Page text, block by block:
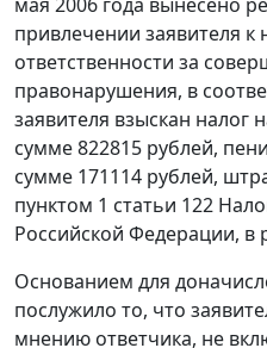
привлечении заявителя к
ответственности за
правонарушения, в
заявителя взыскан налог
сумме 822815 рублей,
сумме 171114 рублей,
пунктом 1 статьи 122
Российской Федерации, в
Основанием для
послужило то, что
мнению ответчика, не